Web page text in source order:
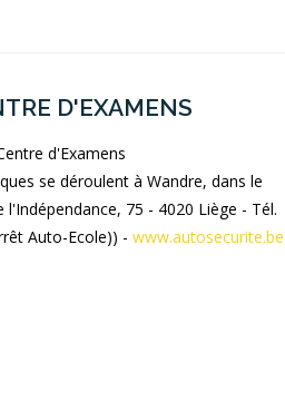
D'EXAMENS
d'Examens
se déroulent à Wandre, dans le
l'Indépendance, 75 - 4020 Liège - Tél.
Auto-Ecole)) - www.autosecurite.be